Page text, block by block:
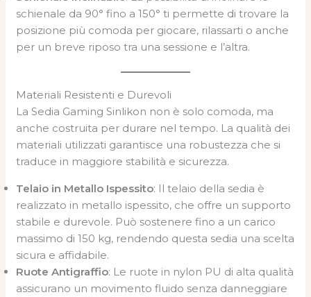
schienale da 90° fino a 150° ti permette di trovare la
posizione più comoda per giocare, rilassarti o anche
per un breve riposo tra una sessione e l’altra.
Materiali Resistenti e Durevoli
La Sedia Gaming Sinlikon non è solo comoda, ma
anche costruita per durare nel tempo. La qualità dei
materiali utilizzati garantisce una robustezza che si
traduce in maggiore stabilità e sicurezza.
Telaio in Metallo Ispessito: Il telaio della sedia è
realizzato in metallo ispessito, che offre un supporto
stabile e durevole. Può sostenere fino a un carico
massimo di 150 kg, rendendo questa sedia una scelta
sicura e affidabile.
Ruote Antigraffio: Le ruote in nylon PU di alta qualità
assicurano un movimento fluido senza danneggiare